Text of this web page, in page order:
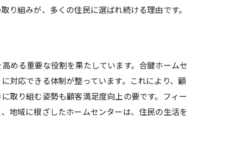
り組みが、多くの住民に選ばれ続ける理由です。
める重要な役割を果たしています。合鍵ホームセ
対応できる体制が整っています。これにより、顧
取り組む姿勢も顧客満足度向上の要です。フィー
地域に根ざしたホームセンターは、住民の生活を